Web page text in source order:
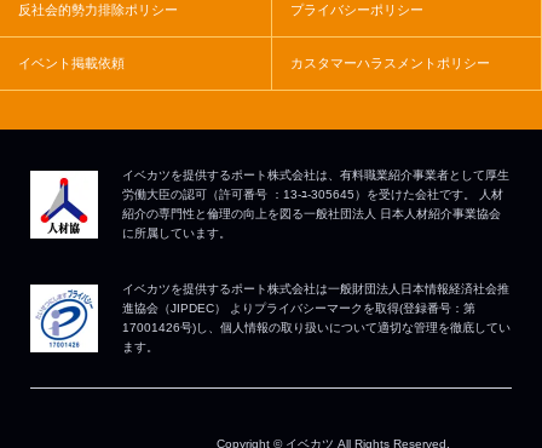
反社会的勢力排除ポリシー プライバシーポリシー
イベント掲載依頼 カスタマーハラスメントポリシー